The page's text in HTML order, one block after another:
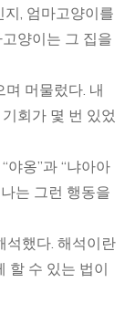
지, 엄마고양이를
양이는 그 집을
머물렀다. 내
회가 몇 번 있었
야옹”과 “냐아아
는 그런 행동을
석했다. 해석이란
할 수 있는 법이